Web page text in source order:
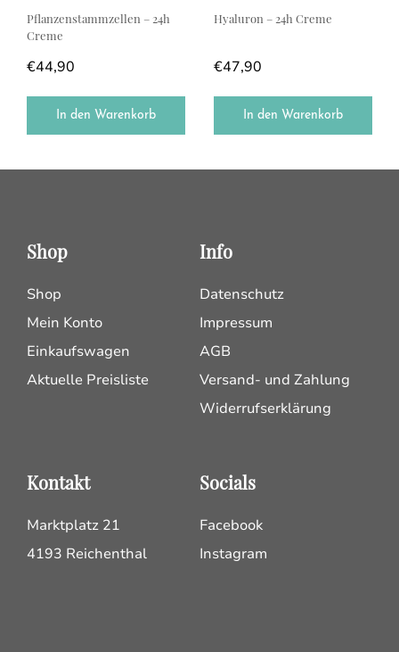
Pflanzenstammzellen – 24h
Creme
€44,90
In den Warenkorb
Hyaluron – 24h Creme
€47,90
In den Warenkorb
Shop
Shop
Mein Konto
Einkaufswagen
Aktuelle Preisliste
Info
Datenschutz
Impressum
AGB
Versand- und Zahlung
Widerrufserklärung
Kontakt
Marktplatz 21
4193 Reichenthal
Socials
Facebook
Instagram